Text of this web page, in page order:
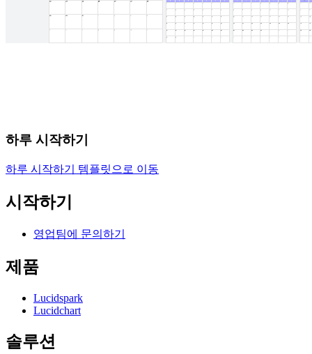
하루 시작하기
하루 시작하기 템플릿으로 이동
시작하기
영업팀에 문의하기
제품
Lucidspark
Lucidchart
솔루션